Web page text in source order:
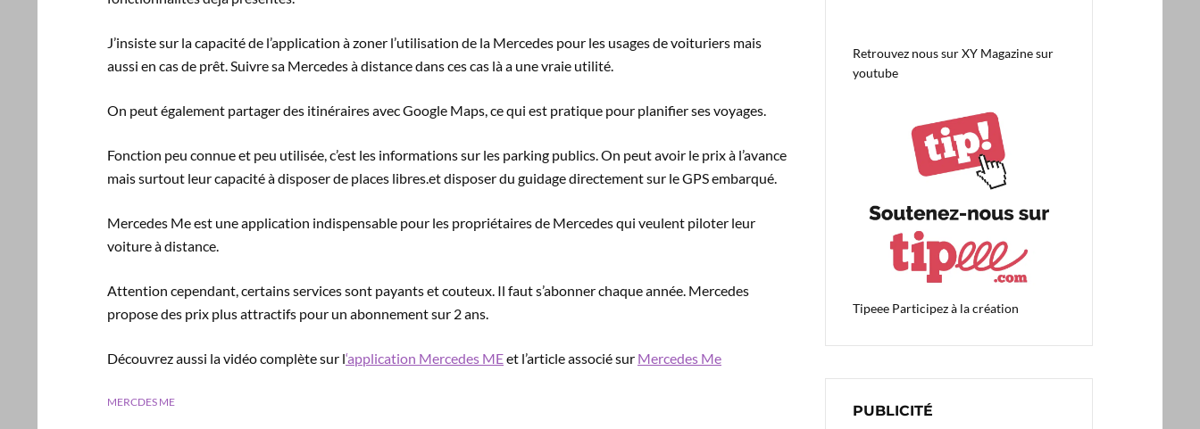
J’insiste sur la capacité de l’application à zoner l’utilisation de la Mercedes pour les usages de voituriers mais
aussi en cas de prêt. Suivre sa Mercedes à distance dans ces cas là a une vraie utilité.
On peut également partager des itinéraires avec Google Maps, ce qui est pratique pour planifier ses voyages.
Fonction peu connue et peu utilisée, c’est les informations sur les parking publics. On peut avoir le prix à l’avance
mais surtout leur capacité à disposer de places libres.et disposer du guidage directement sur le GPS embarqué.
Mercedes Me est une application indispensable pour les propriétaires de Mercedes qui veulent piloter leur
voiture à distance.
Attention cependant, certains services sont payants et couteux. Il faut s’abonner chaque année. Mercedes
propose des prix plus attractifs pour un abonnement sur 2 ans.
Découvrez aussi la vidéo complète sur l‘application Mercedes MEet l’article associé sur Mercedes Me
MERCDES ME
Retrouvez nous surXY Magazine sur
youtube
Tipeee Participez à la création
PUBLICITÉ